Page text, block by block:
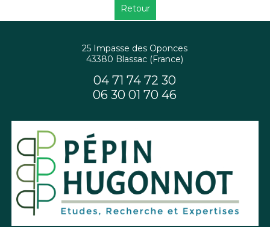
Retour
25 Impasse des Oponces
43380 Blassac (France)
04 71 74 72 30
06 30 01 70 46